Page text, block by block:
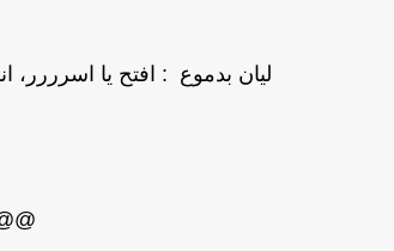
ليان بدموع : افتح يا اسرررر،